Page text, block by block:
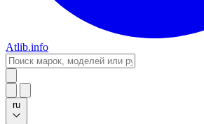
Atlib.info
ru